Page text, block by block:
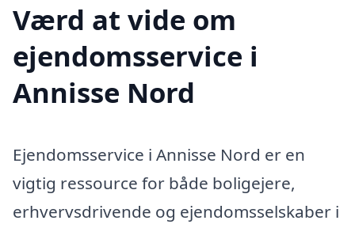
Værd at vide om
ejendomsservice i
Annisse Nord
Ejendomsservice i Annisse Nord er en
vigtig ressource for både boligejere,
erhvervsdrivende og ejendomsselskaber i